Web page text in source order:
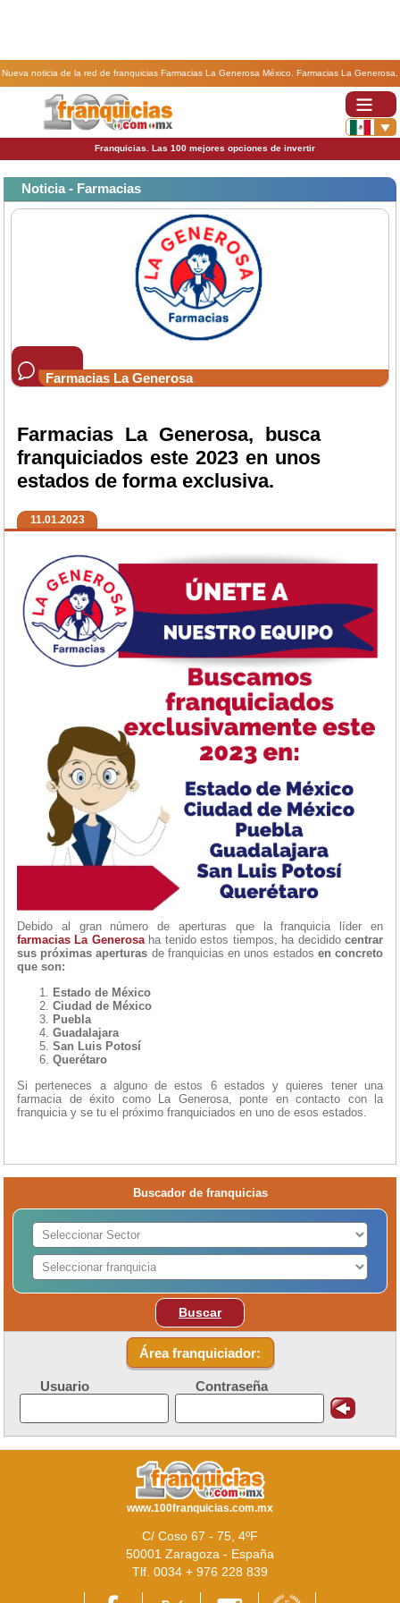
Nueva noticia de la red de franquicias Farmacias La Generosa México. Farmacias La Generosa,
busca franquiciados este 2023 en unos estados de forma exclusiva..
Franquicias. Las 100 mejores opciones de invertir
Noticia - Farmacias
Farmacias La Generosa
Farmacias La Generosa, busca
franquiciados este 2023 en unos
estados de forma exclusiva.
11.01.2023
Debido al gran número de aperturas que la franquicia líder en
farmacias La Generosaha tenido estos tiempos, ha decididocentrar
sus próximas aperturas de franquicias en unos estados en concreto
que son:
Estado de México
Ciudad de México
Puebla
Guadalajara
San Luis Potosí
Querétaro
Si perteneces a alguno de estos 6 estados y quieres tener una
farmacia de éxito como La Generosa, ponte en contacto con la
franquicia y se tu el próximo franquiciados en uno de esos estados.
Buscador de franquicias
Buscar
Área franquiciador:
Usuario Contraseña
www.100franquicias.com.mx
C/ Coso 67 - 75, 4ºF
50001 Zaragoza - España
Tlf. 0034 + 976 228 839